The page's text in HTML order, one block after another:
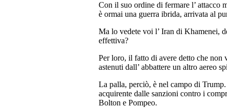
Con il suo ordine di fermare l’ attacco
è ormai una guerra ibrida, arrivata al
Ma lo vedete voi l’ Iran di Khamenei,
effettiva?
Per loro, il fatto di avere detto che non
astenuti dall’ abbattere un altro aereo
La palla, perciò, è nel campo di
acquirente dalle sanzioni contro i
Bolton e Pompeo.